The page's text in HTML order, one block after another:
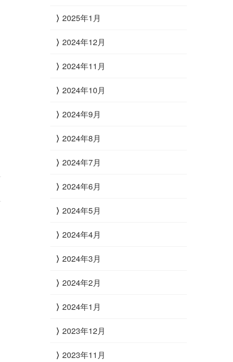
2025年1月
2024年12月
2024年11月
2024年10月
2024年9月
2024年8月
2024年7月
2024年6月
2024年5月
2024年4月
2024年3月
2024年2月
2024年1月
2023年12月
2023年11月